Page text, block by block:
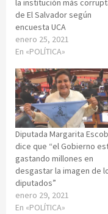
la institución más
de El Salvador según
encuesta UCA
enero 25, 2021
En «POLÍTICA»
Diputada Margarita
dice que “el Gobierno
gastando millones en
desgastar la imagen de
diputados”
enero 29, 2021
En «POLÍTICA»